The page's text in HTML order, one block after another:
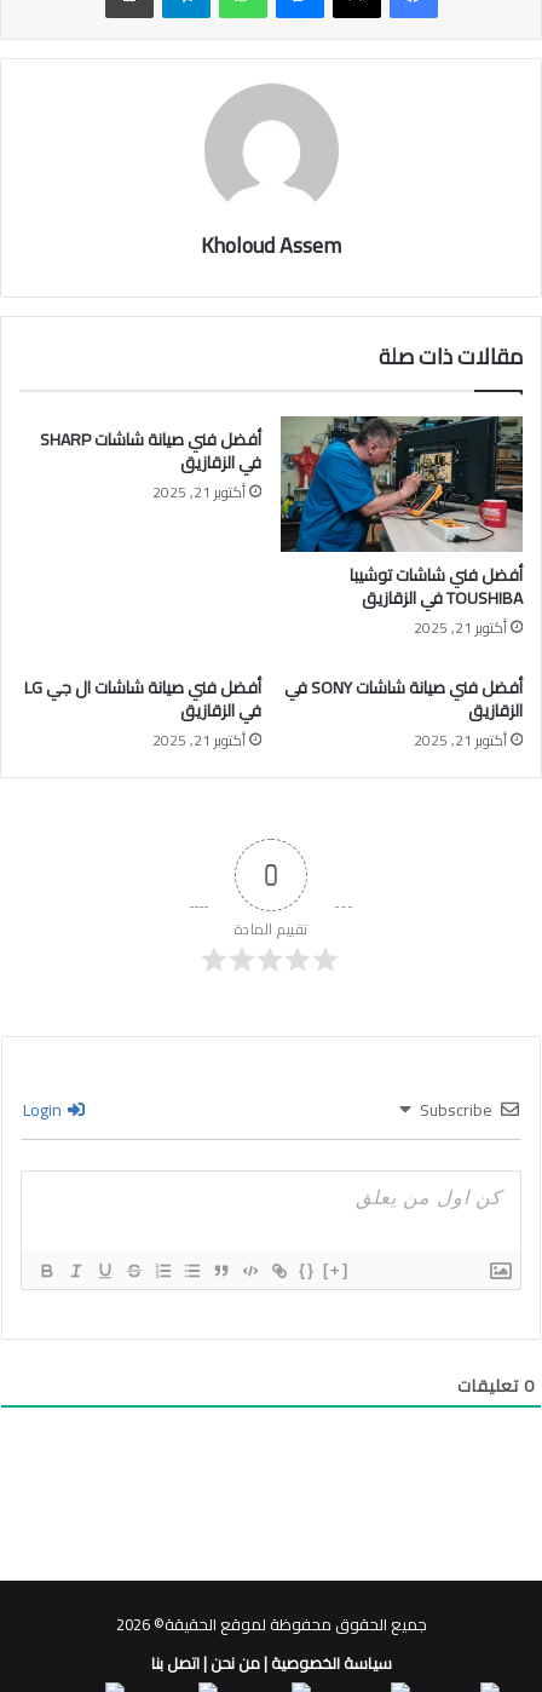
Kholoud Assem
مقالات ذات صلة
أفضل فني شاشات توشيبا
TOUSHIBA في الزقازيق
أكتوبر 21, 2025
أفضل فني صيانة شاشات SHARP
في الزقازيق
أكتوبر 21, 2025
أفضل فني صيانة شاشات SONY في
الزقازيق
أكتوبر 21, 2025
أفضل فني صيانة شاشات ال جي LG
في الزقازيق
أكتوبر 21, 2025
0
تقييم المادة
Subscribe
{} [+]
0تعليقات
جميع الحقوق محفوظة لموقع الحقيقة© 2026
سياسة الخصوصية|من نحن|اتصل بنا